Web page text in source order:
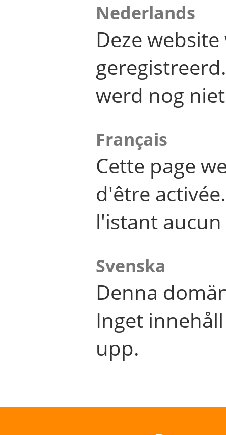
Nederlands
Deze
werd nog
Français
Cette page
d'être
l'istant
Svenska
Denna
Inget
upp.